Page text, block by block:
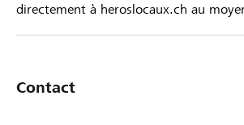
directement à heroslocaux.ch au
Contact